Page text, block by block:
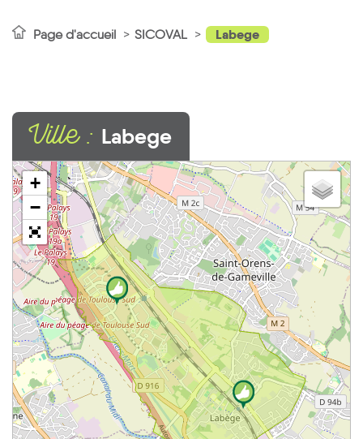
Page d'accueil SICOVAL Labege
Ville : Labege
+
−